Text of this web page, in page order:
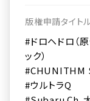
版権申請タイト
#ドロヘドロ（
ック）
#CHUNITHM
#ウルトラQ